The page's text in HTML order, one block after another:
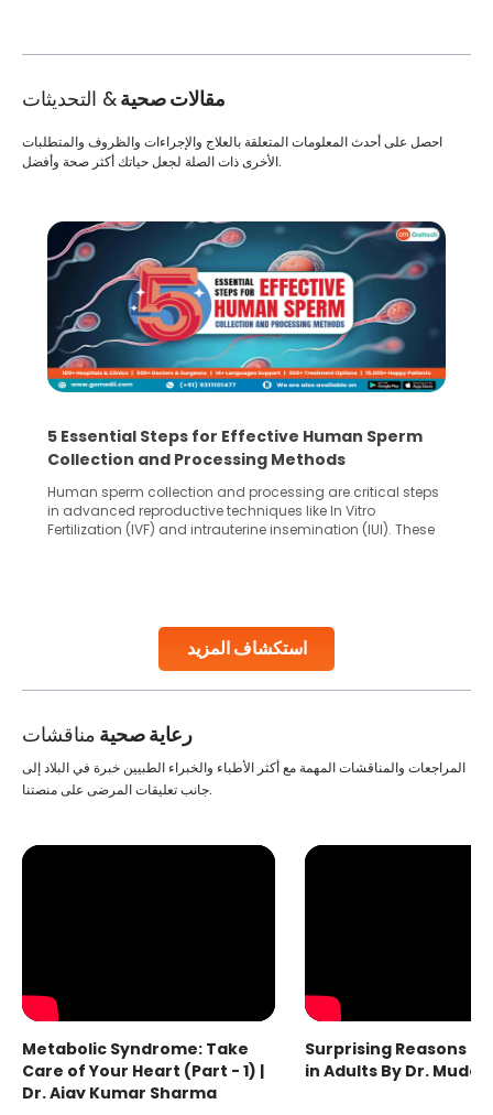
مقالات صحية& التحديثات
استكشاف المزيد
احصل على أحدث المعلومات المتعلقة بالعلاج والإجراءات والظروف والمتطلبات
الأخرى ذات الصلة لجعل حياتك أكثر صحة وأفضل.
5 Essential Steps for Effective Human Sperm
Collection and Processing Methods
Human sperm collection and processing are critical steps
in advanced reproductive techniques like In Vitro
Fertilization (IVF) and intrauterine insemination (IUI). These
collected, they process the
رعاية صحية مناقشات
المراجعات والمناقشات المهمة مع أكثر الأطباء والخبراء الطبيين خبرة في البلاد إلى
جانب تعليقات المرضى على منصتنا.
Metabolic Syndrome: Take
Care of Your Heart (Part - 1) |
Dr. Ajay Kumar Sharma
Surprising Reasons
in Adults By Dr.